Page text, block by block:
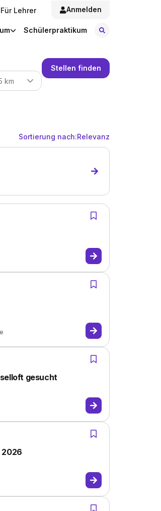
Für Lehrer Anmelden
Schülerpraktikum
km
Stellen finden
Sortierung nach:Relevanz
gesucht
2026